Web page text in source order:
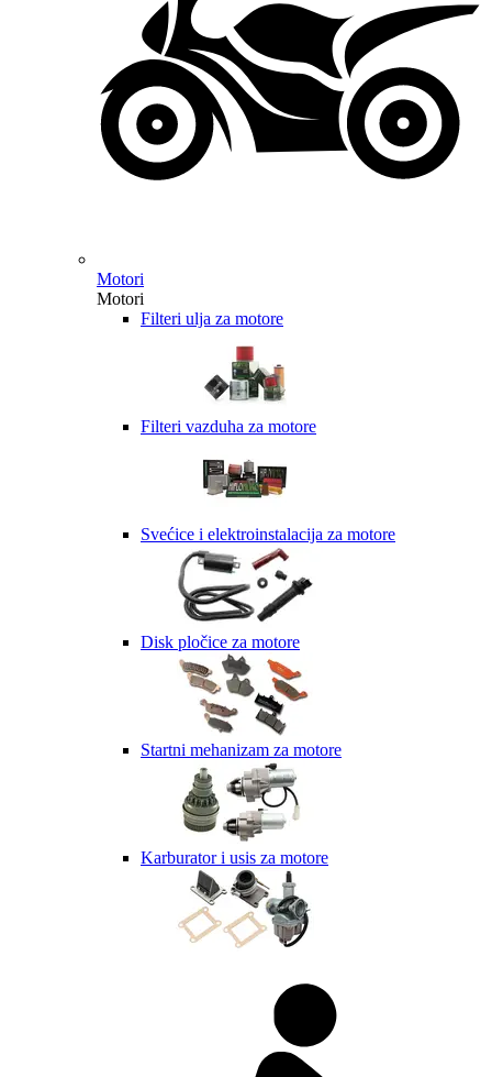
Motori
Motori
Filteri ulja za motore
Filteri vazduha za motore
Svećice i elektroinstalacija za motore
Disk pločice za motore
Startni mehanizam za motore
Karburator i usis za motore